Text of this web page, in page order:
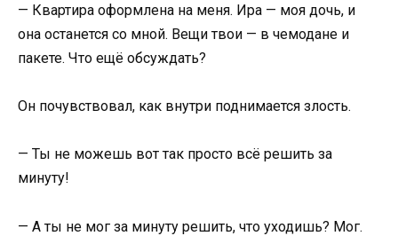
— Квартира оформлена на меня. Ира — моя дочь, и
она останется со мной. Вещи твои — в чемодане и
пакете. Что ещё обсуждать?
Он почувствовал, как внутри поднимается злость.
— Ты не можешь вот так просто всё решить за
минуту!
— А ты не мог за минуту решить, что уходишь? Мог.